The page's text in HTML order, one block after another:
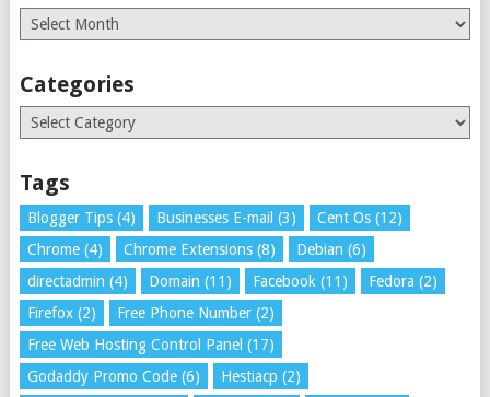
Archives
Categories
Categories
Tags
Blogger Tips(4) Businesses E-mail (3) Cent Os(12)
Chrome(4) Chrome Extensions(8) Debian (6)
directadmin (4) Domain (11) Facebook (11) Fedora (2)
Firefox(2) Free Phone Number(2)
Free Web Hosting Control Panel (17)
Godaddy Promo Code(6) Hestiacp (2)